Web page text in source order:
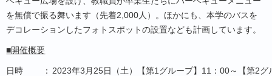
を無償で振る舞います（先着2,000人）。ほかにも、本学のバスを
デコレーションしたフォトスポットの設置なども計画しています。
■開催概要
日時 ： 2023年3月25日（土）【第1グループ】11：00～【第2グ